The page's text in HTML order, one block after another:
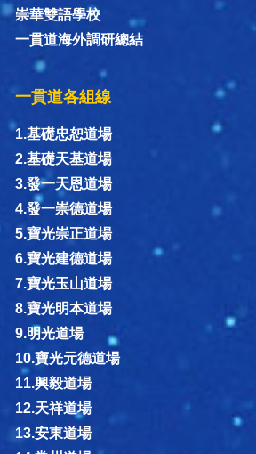
崇華雙語學校
一貫道海外調研總結
一貫道各組線
1.基礎忠恕道場
2.基礎天基道場
3.發一天恩道場
4.發一崇德道場
5.寶光崇正道場
6.寶光建德道場
7.寶光玉山道場
8.寶光明本道場
9.明光道場
10.寶光元德道場
11.興毅道場
12.天祥道場
13.安東道場